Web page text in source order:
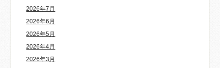
2026年7月
2026年6月
2026年5月
2026年4月
2026年3月